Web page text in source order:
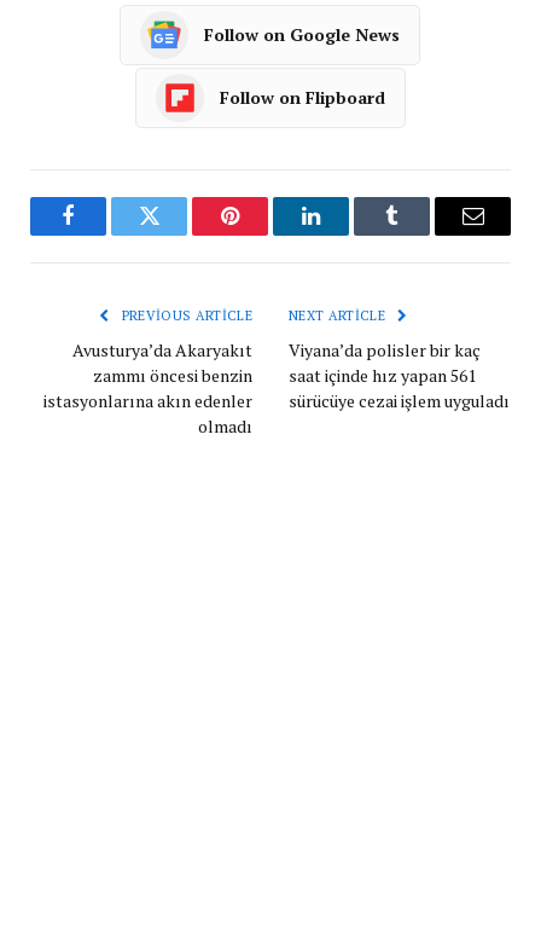
Follow on Google News
Follow on Flipboard
FacebookTwitter Pinterest LinkedInTumblr Email
PREVIOUS ARTICLE
Avusturya’da Akaryakıt
zammı öncesi benzin
istasyonlarına akın edenler
olmadı
NEXT ARTICLE
Viyana’da polisler bir kaç
saat içinde hız yapan 561
sürücüye cezai işlem uyguladı